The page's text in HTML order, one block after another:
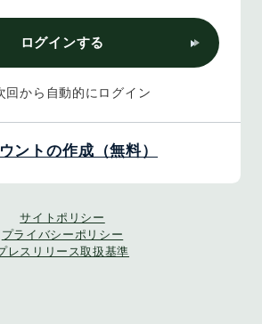
ログインする
回から自動的にログイン
ントの作成（無料）
サイトポリシー
プライバシーポリシー
レスリリース取扱基準